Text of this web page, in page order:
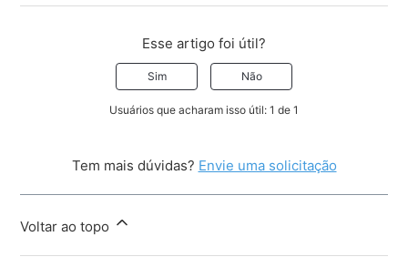
Esse artigo foi útil?
Sim Não
Usuários que acharam isso útil: 1 de 1
Tem mais dúvidas? Envie uma solicitação
Voltar ao topo